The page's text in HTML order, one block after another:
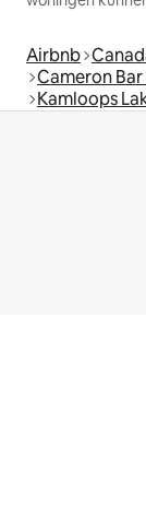
Airbnb
Cameron
Kamloops